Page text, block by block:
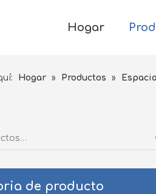
Hogar
Hogar » Productos »
de producto